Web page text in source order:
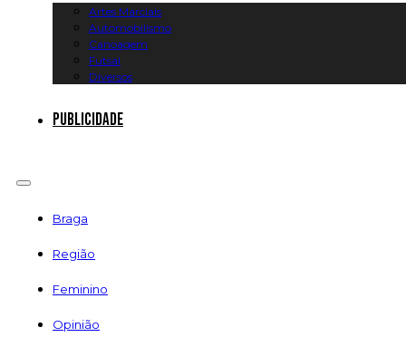
Artes Marciais
Automobilismo
Canoagem
Futsal
Diversos
Publicidade
Braga
Região
Feminino
Opinião